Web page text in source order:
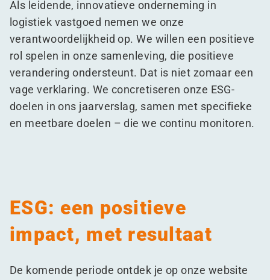
Als leidende, innovatieve onderneming in
logistiek vastgoed nemen we onze
verantwoordelijkheid op. We willen een positieve
rol spelen in onze samenleving, die positieve
verandering ondersteunt. Dat is niet zomaar een
vage verklaring. We concretiseren onze ESG-
doelen in ons jaarverslag, samen met specifieke
en meetbare doelen – die we continu monitoren.
ESG: een positieve
impact, met resultaat
De komende periode ontdek je op onze website